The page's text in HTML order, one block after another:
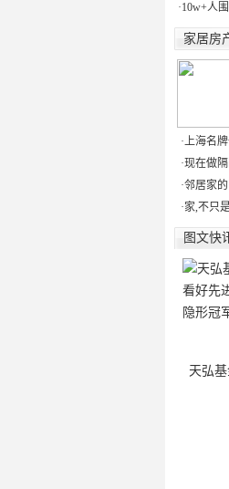
·10w+人
家居房
·上海名
·现在做
·邻居家
·家,不只
图文快
天弘